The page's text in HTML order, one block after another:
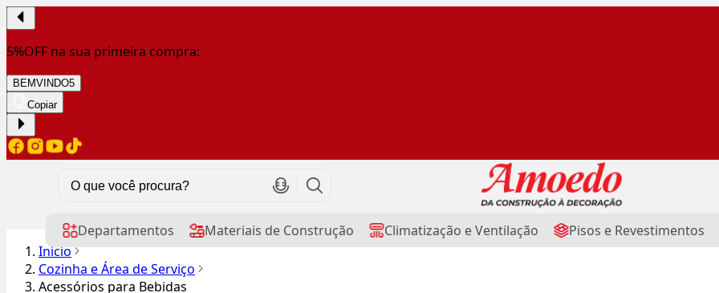
5%OFF na sua primeira compra:
BEMVINDO5
Copiar
Departamentos Materiais de Construção Climatização e Ventilação Pisos e Revestimentos
Início
Cozinha e Área de Serviço
Acessórios para Bebidas